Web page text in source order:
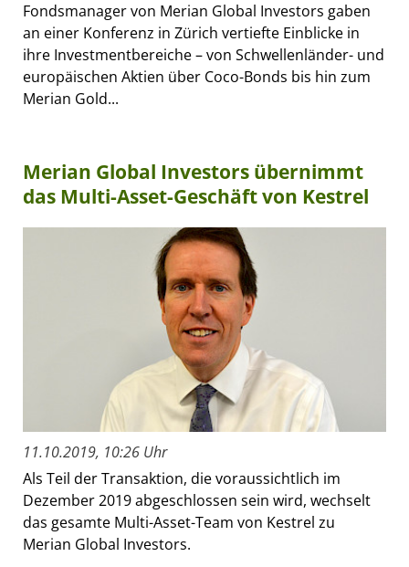
Fondsmanager von Merian Global Investors gaben
an einer Konferenz in Zürich vertiefte Einblicke in
ihre Investmentbereiche – von Schwellenländer- und
europäischen Aktien über Coco-Bonds bis hin zum
Merian Gold...
Merian Global Investors übernimmt
das Multi-Asset-Geschäft von Kestrel
11.10.2019, 10:26 Uhr
Als Teil der Transaktion, die voraussichtlich im
Dezember 2019 abgeschlossen sein wird, wechselt
das gesamte Multi-Asset-Team von Kestrel zu
Merian Global Investors.